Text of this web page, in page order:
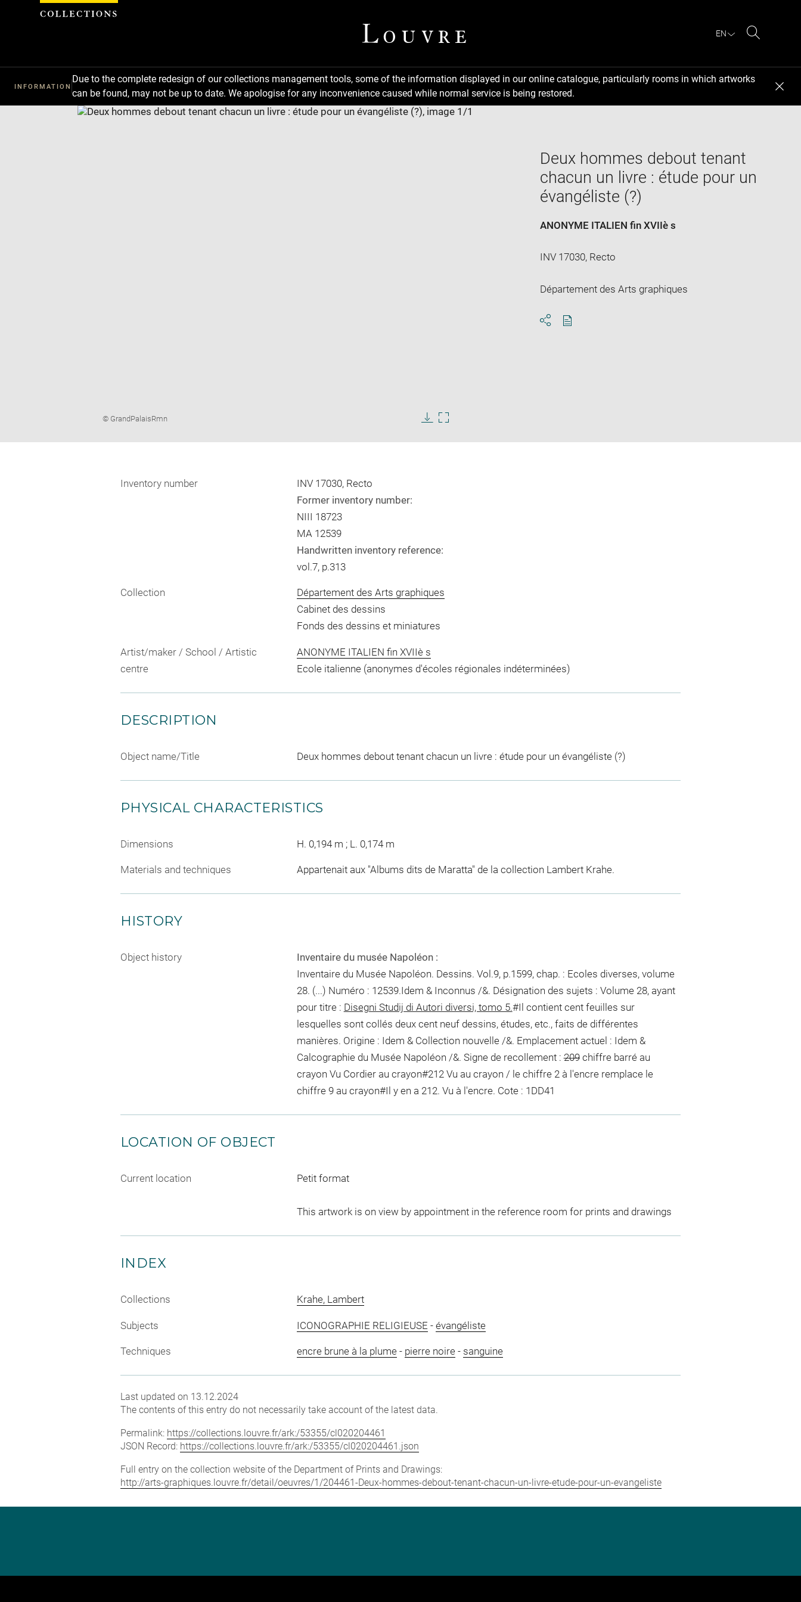
EN
INFORMATION
Due to the complete redesign of our collections management tools, some of the information displayed in our online catalogue, particularly rooms in which artworks
can be found, may not be up to date. We apologise for any inconvenience caused while normal service is being restored.
new
Image
© GrandPalaisRmn
imageimage
Download
Previous
Deux hommes debout tenant
chacun un livre : étude pour un
évangéliste (?)
ANONYME ITALIEN fin XVIIè s
INV 17030, Recto
Département des Arts graphiques
Inventory number
INV 17030, Recto
Former inventory number:
NIII 18723
MA 12539
Handwritten inventory reference:
vol.7, p.313
Collection
Département des Arts graphiques
Cabinet des dessins
Fonds des dessins et miniatures
Artist/maker / School / Artistic
centre
ANONYME ITALIEN fin XVIIè s
Ecole italienne (anonymes d'écoles régionales indéterminées)
DESCRIPTION
Object name/Title Deux hommes debout tenant chacun un livre : étude pour un évangéliste (?)
PHYSICAL CHARACTERISTICS
Dimensions H. 0,194 m ; L. 0,174 m
Materials and techniques Appartenait aux "Albums dits de Maratta" de la collection Lambert Krahe.
HISTORY
Object history
Inventaire du musée Napoléon :
Inventaire du Musée Napoléon. Dessins. Vol.9, p.1599, chap. : Ecoles diverses, volume
28. (...) Numéro : 12539.Idem & Inconnus /&. Désignation des sujets : Volume 28, ayant
pour titre : Disegni Studij di Autori diversi, tomo 5.#Il contient cent feuilles sur
lesquelles sont collés deux cent neuf dessins, études, etc., faits de différentes
manières. Origine : Idem & Collection nouvelle /&. Emplacement actuel : Idem &
Calcographie du Musée Napoléon /&. Signe de recollement :209 chiffre barré au
crayon Vu Cordier au crayon#212 Vu au crayon / le chiffre 2 à l'encre remplace le
chiffre 9 au crayon#Il y en a 212. Vu à l'encre. Cote : 1DD41
LOCATION OF OBJECT
Current location Petit format
This artwork is on view by appointment in the reference room for prints and drawings
INDEX
Collections Krahe, Lambert
Subjects ICONOGRAPHIE RELIGIEUSE - évangéliste
Techniques encre brune à la plume- pierre noire- sanguine
Last updated on 13.12.2024
The contents of this entry do not necessarily take account of the latest data.
Permalink: https://collections.louvre.fr/ark:/53355/cl020204461
JSON Record: https://collections.louvre.fr/ark:/53355/cl020204461.json
Full entry on the collection website of the Department of Prints and Drawings:
http://arts-graphiques.louvre.fr/detail/oeuvres/1/204461-Deux-hommes-debout-tenant-chacun-un-livre-etude-pour-un-evangeliste
Cookies management panel